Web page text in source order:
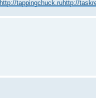
http://tappingchuck.ruhttp://